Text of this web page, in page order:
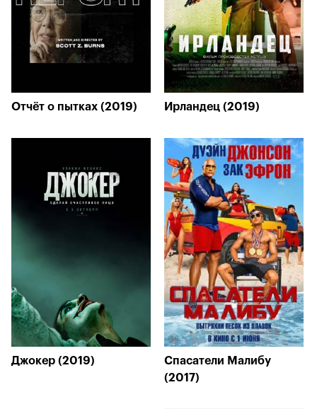
Отчёт о пытках (2019) Ирландец (2019)
Джокер (2019)
Спасатели Малибу
(2017)